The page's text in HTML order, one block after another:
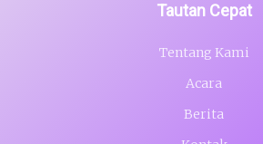
Tautan Cepat
Tentang Kami
Acara
Berita